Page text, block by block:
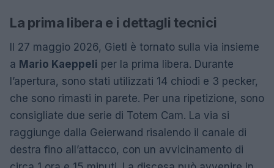
La prima libera e i dettagli tecnici
Il 27 maggio 2026, Gietl è tornato sulla via insieme
a Mario Kaeppeli per la prima libera. Durante
l’apertura, sono stati utilizzati 14 chiodi e 3 pecker,
che sono rimasti in parete. Per una ripetizione, sono
consigliate due serie di Totem Cam. La via si
raggiunge dalla Geierwand risalendo il canale di
destra fino all’attacco, con un avvicinamento di